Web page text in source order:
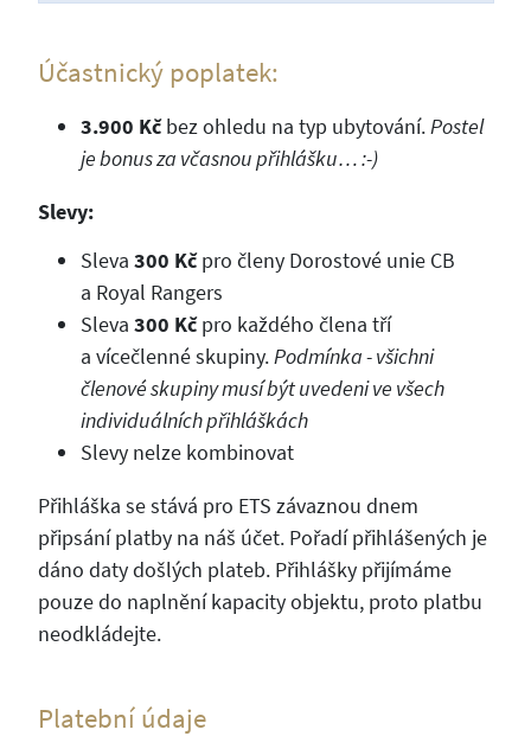
Účastnický poplatek:
3.900 Kčbez ohledu na typ ubytování.Postel
je bonus za včasnou přihlášku… :-)
Slevy:
Sleva 300 Kčpro členy Dorostové unie CB
a Royal Rangers
Sleva 300 Kčpro každého člena tří
a vícečlenné skupiny.Podmínka - všichni
členové skupiny musí být uvedeni ve všech
individuálních přihláškách
Slevy nelze kombinovat
Přihláška se stává pro ETS závaznou dnem
připsání platby na náš účet. Pořadí přihlášených je
dáno daty došlých plateb. Přihlášky přijímáme
pouze do naplnění kapacity objektu, proto platbu
neodkládejte.
Platební údaje